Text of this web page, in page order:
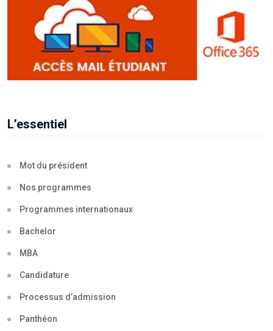
L’essentiel
Mot du président
Nos programmes
Programmes internationaux
Bachelor
MBA
Candidature
Processus d’admission
Panthéon